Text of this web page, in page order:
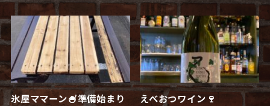
氷屋ママーン🍧準備始まり
えべおつワイン🍷